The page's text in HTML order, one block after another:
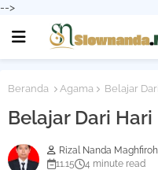
-->
Beranda Agama Belajar
Belajar Dari
Rizal Nanda Maghfiroh
11.15
4 minute read